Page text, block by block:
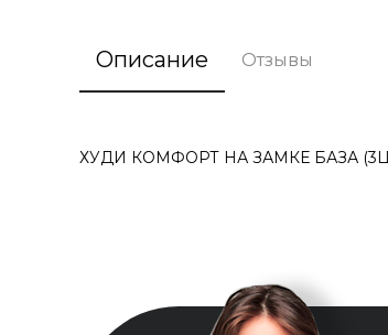
Описание Отзывы
ХУДИ КОМФОРТ НА ЗАМКЕ БАЗА